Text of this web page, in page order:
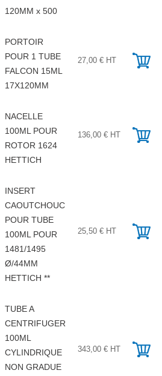
120MM x 500
PORTOIR
POUR 1 TUBE
FALCON 15ML
17X120MM
27,00 € HT
NACELLE
100ML POUR
ROTOR 1624
HETTICH
136,00 € HT
INSERT
CAOUTCHOUC
POUR TUBE
100ML POUR
1481/1495
Ø/44MM
HETTICH **
25,50 € HT
TUBE A
CENTRIFUGER
100ML
CYLINDRIQUE
NON GRADUE
343,00 € HT